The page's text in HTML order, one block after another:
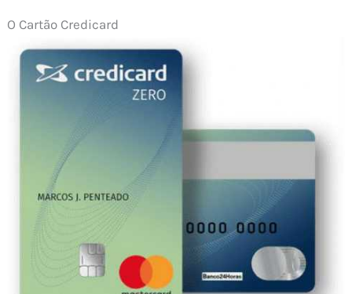
O Cartão Credicard